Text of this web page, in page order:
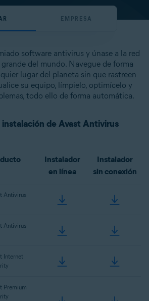
EMPRESA
software antivirus y únase a la red
del mundo. Navegue de forma
lugar del planeta sin que rastreen
su equipo, límpielo, optimícelo y
todo ello de forma automática.
de Avast Antivirus
Instalador
en línea
Instalador
sin conexión
Antivirus
Antivirus
Internet
Premium